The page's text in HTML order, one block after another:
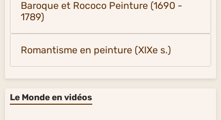
Baroque et Rococo Peinture (1690 -
1789)
Romantisme en peinture (XIXe s.)
Le Monde en vidéos